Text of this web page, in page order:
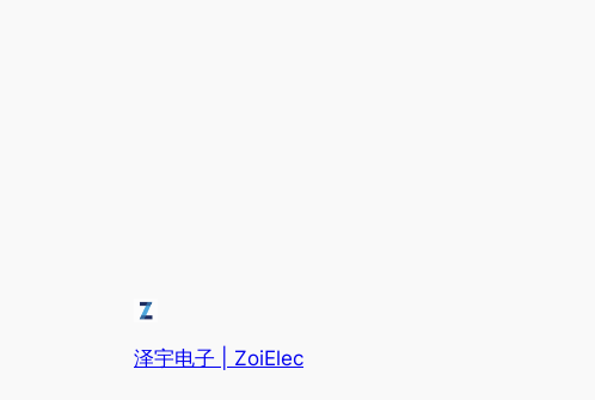
泽宇电子 | ZoiElec